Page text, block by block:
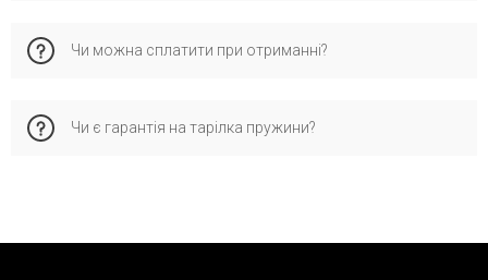
📞 Або зателефонуйте менеджеру
Ми обов'язково уточнимо сумісність та підтвердимо
терміни доставки.
Чи можна сплатити при отриманні?
читайте у розділі доставки.
Чи є гарантія на тарілка пружини?